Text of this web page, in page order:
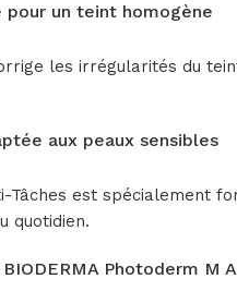
pour un teint homogène
les irrégularités du
aux peaux sensibles
Tâches est spécialement
quotidien.
Photoderm M